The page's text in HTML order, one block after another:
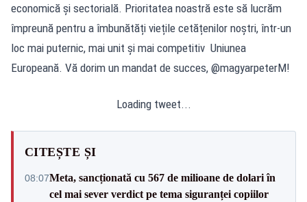
economică și sectorială. Prioritatea noastră este să lucrăm
împreună pentru a îmbunătăți viețile cetățenilor noștri, într-un
loc mai puternic, mai unit și mai competitiv Uniunea
Europeană. Vă dorim un mandat de succes, @magyarpeterM!
Loading tweet...
CITEȘTE ȘI
08:07Meta, sancționată cu 567 de milioane de dolari în
cel mai sever verdict pe tema siguranței copiilor